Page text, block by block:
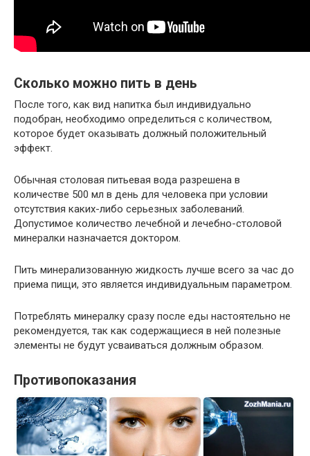
Сколько можно пить в день
После того, как вид напитка был индивидуально
подобран, необходимо определиться с количеством,
которое будет оказывать должный положительный
эффект.
Обычная столовая питьевая вода разрешена в
количестве 500 мл в день для человека при условии
отсутствия каких-либо серьезных заболеваний.
Допустимое количество лечебной и лечебно-столовой
минералки назначается доктором.
Пить минерализованную жидкость лучше всего за час до
приема пищи, это является индивидуальным параметром.
Потреблять минералку сразу после еды настоятельно не
рекомендуется, так как содержащиеся в ней полезные
элементы не будут усваиваться должным образом.
Противопоказания